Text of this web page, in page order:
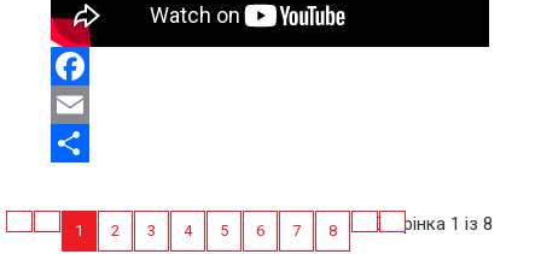
Facebook
Email
Сторінка 1 із 8
1 2 3 4 5 6 7 8